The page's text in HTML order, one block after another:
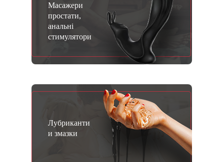
Масажери
простати,
анальні
стимулятори
Лубриканти
и змазки